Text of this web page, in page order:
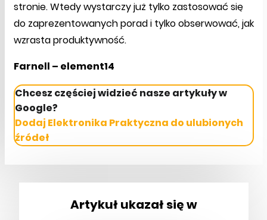
stronie. Wtedy wystarczy już tylko zastosować się
do zaprezentowanych porad i tylko obserwować, jak
wzrasta produktywność.
Farnell – element14
Chcesz częściej widzieć nasze artykuły w
Google?
Dodaj Elektronika Praktyczna do ulubionych
źródeł
Artykuł ukazał się w